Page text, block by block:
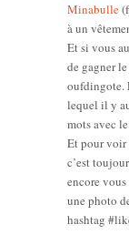
Minabulle
à un
Et si vous
de gagner
oufdingote.
lequel il y
mots avec
Et pour voir
c’est
encore
une photo
hashtag